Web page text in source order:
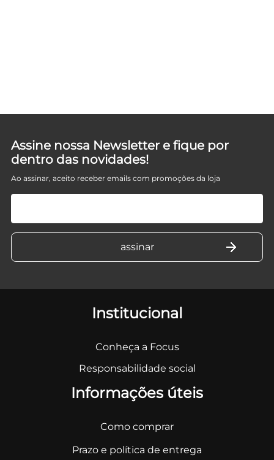
Assine nossa Newsletter e fique por
dentro das novidades!
Ao assinar, aceito receber emails com promoções da loja
Institucional
Conheça a Focus
Responsabilidade social
Informações úteis
Como comprar
Prazo e política de entrega